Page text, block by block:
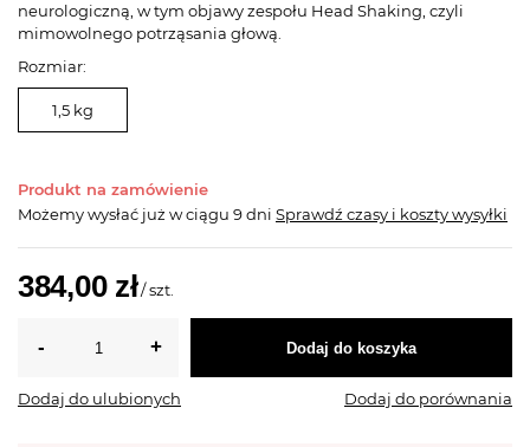
neurologiczną, w tym objawy zespołu Head Shaking, czyli
mimowolnego potrząsania głową.
Rozmiar:
1,5 kg
Produkt na zamówienie
Możemy wysłać już w ciągu 9 dni Sprawdź czasy i koszty wysyłki
384,00 zł/szt.
Dodaj do koszyka
Dodaj do ulubionych Dodaj do porównania